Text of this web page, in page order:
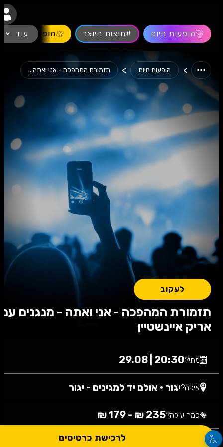
הופעות היום #חוצות היוצר הופעות חיות
עוד
> הופעות חיות > תזמורת המהפכה - אני ואתה...
תזמורת המהפכה - אני ואתה - מנגנים עם
אריק איינשטיין
לעקוב
מתי?20:30 | 29.08
איפה?יגור • אולם יד למגינים - יגור
כמה עולה?235 ₪ - 179 ₪
לרכישת כרטיסים